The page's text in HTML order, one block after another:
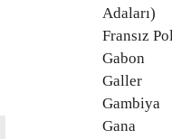
Adaları)
Fransız
Gabon
Galler
Gambiya
Gana